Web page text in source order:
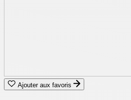
Ajouter aux favoris